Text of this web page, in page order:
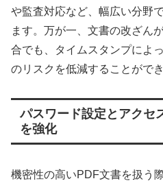
や監査対応など、幅広い分野
ます。万が一、文書の改ざん
合でも、タイムスタンプによ
のリスクを低減することができ
パスワード設定とアクセ
を強化
機密性の高いPDF文書を扱う